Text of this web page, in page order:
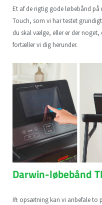
Et af de rigtig gode løbebånd på
Touch, som vi har testet
du skal vælge, eller er der
fortæller vi dig herunder.
Darwin-løbebånd
Ift opsætning kan vi anbefale to